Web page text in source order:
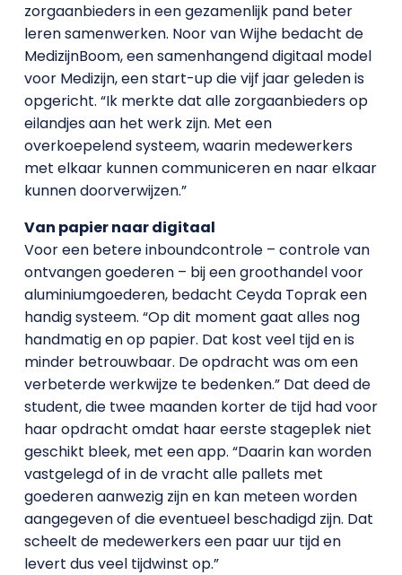
zorgaanbieders in een gezamenlijk pand beter
leren samenwerken. Noor van Wijhe bedacht de
MedizijnBoom, een samenhangend digitaal model
voor Medizijn, een start-up die vijf jaar geleden is
opgericht. “Ik merkte dat alle zorgaanbieders op
eilandjes aan het werk zijn. Met een
overkoepelend systeem, waarin medewerkers
met elkaar kunnen communiceren en naar elkaar
kunnen doorverwijzen.”
Van papier naar digitaal
Voor een betere inboundcontrole – controle van
ontvangen goederen – bij een groothandel voor
aluminiumgoederen, bedacht Ceyda Toprak een
handig systeem. “Op dit moment gaat alles nog
handmatig en op papier. Dat kost veel tijd en is
minder betrouwbaar. De opdracht was om een
verbeterde werkwijze te bedenken.” Dat deed de
student, die twee maanden korter de tijd had voor
haar opdracht omdat haar eerste stageplek niet
geschikt bleek, met een app. “Daarin kan worden
vastgelegd of in de vracht alle pallets met
goederen aanwezig zijn en kan meteen worden
aangegeven of die eventueel beschadigd zijn. Dat
scheelt de medewerkers een paar uur tijd en
levert dus veel tijdwinst op.”